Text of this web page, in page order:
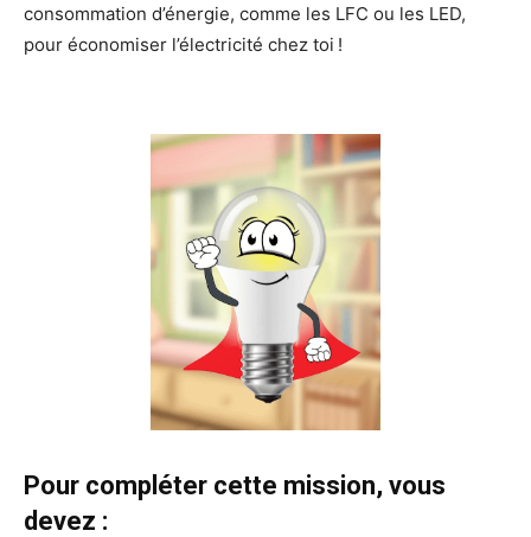
consommation d’énergie, comme les LFC ou les LED,
pour économiser l’électricité chez toi !
Pour compléter cette mission, vous
devez :